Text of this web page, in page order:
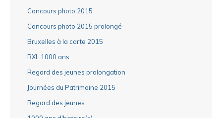
Concours photo 2015
Concours photo 2015 prolongé
Bruxelles à la carte 2015
BXL 1000 ans
Regard des jeunes prolongation
Journées du Patrimoine 2015
Regard des jeunes